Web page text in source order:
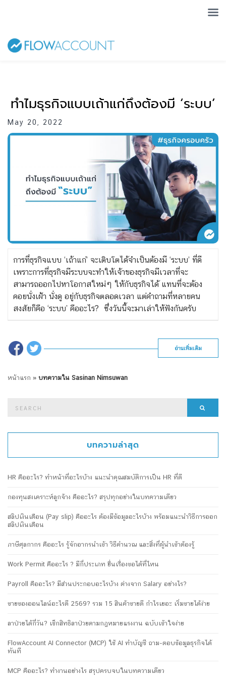
ทำไมธุรกิจแบบเถ้าแก่ถึงต้องมี ‘ระบบ’
May 20, 2022
การที่ธุรกิจแบบ ‘เถ้าแก่’ จะเติบโตได้จำเป็นต้องมี ‘ระบบ’ ที่ดี
เพราะการที่ธุรกิจมีระบบจะทำให้เจ้าของธุรกิจมีเวลาที่จะ
สามารถออกไปหาโอกาสใหม่ๆ ให้กับธุรกิจได้ แทนที่จะต้อง
คอยนั่งเฝ้า นั่งดู อยู่กับธุรกิจตลอดเวลา แต่คำถามที่หลายคน
สงสัยก็คือ ‘ระบบ’ คืออะไร? ซึ่งวันนี้จะมาเล่าให้ฟังกันครับ
อ่านเพิ่มเติม
หน้าแรก » บทความใน Sasinan Nimsuwan
บทความล่าสุด
HR คืออะไร? ทำหน้าที่อะไรบ้าง แนะนำคุณสมบัติการเป็น HR ที่ดี
กองทุนสงเคราะห์ลูกจ้าง คืออะไร? สรุปทุกอย่างในบทความเดียว
สลิปเงินเดือน (Pay slip) คืออะไร ต้องมีข้อมูลอะไรบ้าง พร้อมแนะนำวิธีการออก
สลิปเงินเดือน
ภาษีศุลกากร คืออะไร รู้จักอากรนำเข้า วิธีคำนวณ และสิ่งที่ผู้นำเข้าต้องรู้
Work Permit คืออะไร ? มีกี่ประเภท ยื่นเรื่องขอได้ที่ไหน
Payroll คืออะไร? มีส่วนประกอบอะไรบ้าง ต่างจาก Salary อย่างไร?
ขายของออนไลน์อะไรดี 2569? รวม 15 สินค้าขายดี กำไรเยอะ เริ่มขายได้ง่าย
ลาป่วยได้กี่วัน? เช็กสิทธิลาป่วยตามกฎหมายแรงงาน ฉบับเข้าใจง่าย
FlowAccount AI Connector (MCP) ใช้ AI ทำบัญชี ถาม-ตอบข้อมูลธุรกิจได้
ทันที
MCP คืออะไร? ทำงานอย่างไร สรุปครบจบในบทความเดียว